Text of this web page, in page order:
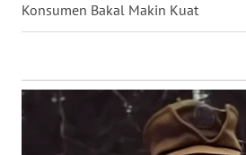
Konsumen Bakal Makin Kuat
WN
KALSEL
WN
KALTIM
WN